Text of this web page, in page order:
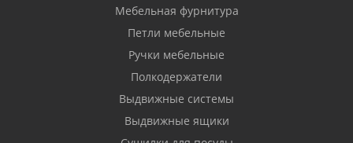
Мебельная фурнитура
Петли мебельные
Ручки мебельные
Полкодержатели
Выдвижные системы
Выдвижные ящики